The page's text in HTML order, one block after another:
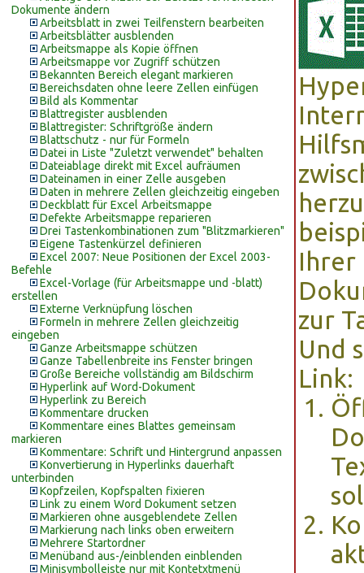
Dokumente ändern
Arbeitsblatt in zwei Teilfenstern bearbeiten
Arbeitsblätter ausblenden
Arbeitsmappe als Kopie öffnen
Arbeitsmappe vor Zugriff schützen
Bekannten Bereich elegant markieren
Bereichsdaten ohne leere Zellen einfügen
Bild als Kommentar
Blattregister ausblenden
Blattregister: Schriftgröße ändern
Blattschutz - nur für Formeln
Datei in Liste "Zuletzt verwendet" behalten
Dateiablage direkt mit Excel aufräumen
Dateinamen in einer Zelle ausgeben
Daten in mehrere Zellen gleichzeitig eingeben
Deckblatt für Excel Arbeitsmappe
Defekte Arbeitsmappe reparieren
Drei Tastenkombinationen zum "Blitzmarkieren"
Eigene Tastenkürzel definieren
Excel 2007: Neue Positionen der Excel 2003-
Befehle
Excel-Vorlage (für Arbeitsmappe und -blatt)
erstellen
Externe Verknüpfung löschen
Formeln in mehrere Zellen gleichzeitig
eingeben
Ganze Arbeitsmappe schützen
Ganze Tabellenbreite ins Fenster bringen
Große Bereiche vollständig am Bildschirm
Hyperlink auf Word-Dokument
Hyperlink zu Bereich
Kommentare drucken
Kommentare eines Blattes gemeinsam
markieren
Kommentare: Schrift und Hintergrund anpassen
Konvertierung in Hyperlinks dauerhaft
unterbinden
Kopfzeilen, Kopfspalten fixieren
Link zu einem Word Dokument setzen
Markieren ohne ausgeblendete Zellen
Markierung nach links oben erweitern
Mehrere Startordner
Menüband aus-/einblenden einblenden
Minisymbolleiste nur mit Kontetxtmenü
Ihrer
zur
Und
Link: